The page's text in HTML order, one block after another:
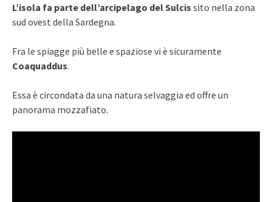
L’isola fa parte dell’arcipelago del Sulcis sito nella zona
sud ovest della Sardegna.
Fra le spiagge più belle e spaziose vi è sicuramente
Coaquaddus.
Essa è circondata da una natura selvaggia ed offre un
panorama mozzafiato.